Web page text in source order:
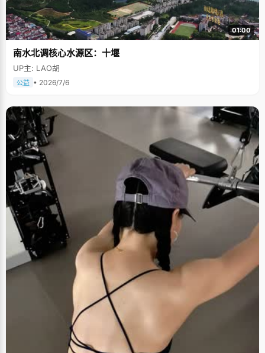
01:00
南水北调核心水源区：十堰
UP主: LAO胡
公益 • 2026/7/6